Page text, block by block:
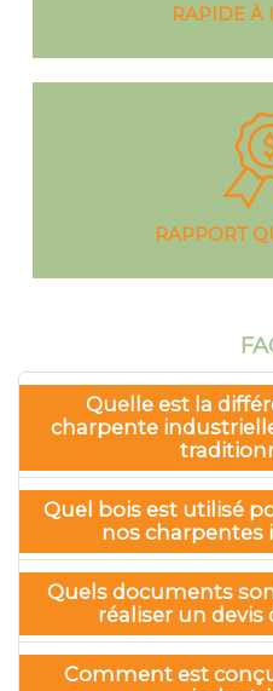
RAPIDE À
RAPPORT
Quelle est la
charpente
Quel bois est utilisé
nos charpentes
Quels documents
réaliser un devis
Comment est